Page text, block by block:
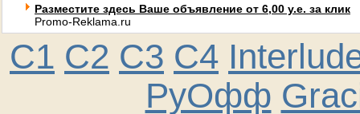
Разместите здесь Ваше объявление от 6,00 у.е. за клик
Promo-Reklama.ru
C1 C2 C3 C4
РуОфф